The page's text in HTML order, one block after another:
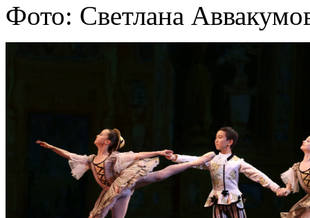
Фото: Светлана